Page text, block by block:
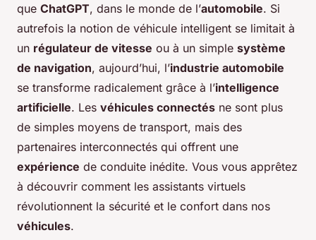
que ChatGPT, dans le monde de l’automobile. Si
autrefois la notion de véhicule intelligent se limitait à
un régulateur de vitesse ou à un simple système
de navigation, aujourd’hui, l’industrie automobile
se transforme radicalement grâce à l’intelligence
artificielle. Les véhicules connectés ne sont plus
de simples moyens de transport, mais des
partenaires interconnectés qui offrent une
expérience de conduite inédite. Vous vous apprêtez
à découvrir comment les assistants virtuels
révolutionnent la sécurité et le confort dans nos
véhicules.